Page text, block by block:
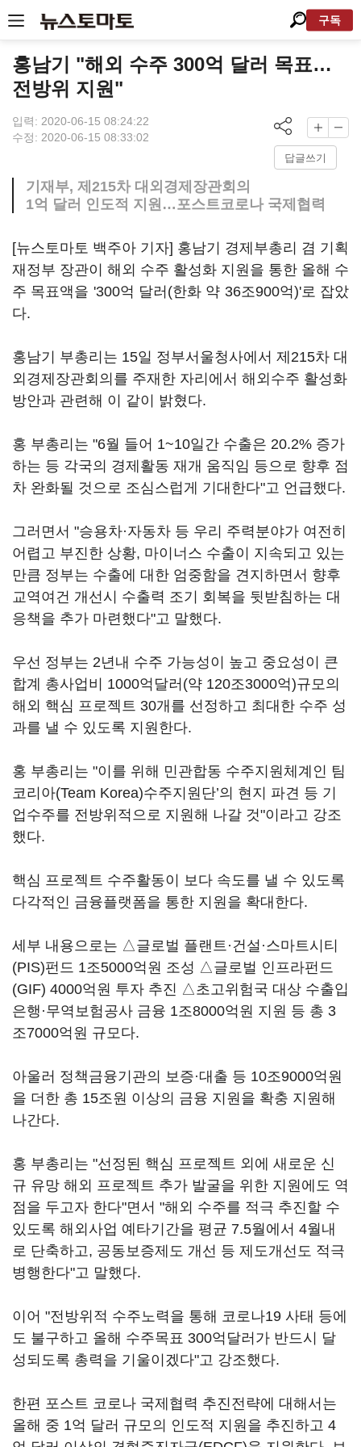
구독
홍남기 "해외 수주 300억 달러 목표…
전방위 지원"
입력: 2020-06-15 08:24:22
수정: 2020-06-15 08:33:02
답글쓰기
기재부, 제215차 대외경제장관회의
1억 달러 인도적 지원…포스트코로나 국제협력
[뉴스토마토 백주아 기자] 홍남기 경제부총리 겸 기획
재정부 장관이 해외 수주 활성화 지원을 통한 올해 수
주 목표액을 '300억 달러(한화 약 36조900억)'로 잡았
다.
홍남기 부총리는 15일 정부서울청사에서 제215차 대
외경제장관회의를 주재한 자리에서 해외수주 활성화
방안과 관련해 이 같이 밝혔다.
홍 부총리는 "6월 들어 1~10일간 수출은 20.2% 증가
하는 등 각국의 경제활동 재개 움직임 등으로 향후 점
차 완화될 것으로 조심스럽게 기대한다"고 언급했다.
그러면서 "승용차·자동차 등 우리 주력분야가 여전히
어렵고 부진한 상황, 마이너스 수출이 지속되고 있는
만큼 정부는 수출에 대한 엄중함을 견지하면서 향후
교역여건 개선시 수출력 조기 회복을 뒷받침하는 대
응책을 추가 마련했다"고 말했다.
우선 정부는 2년내 수주 가능성이 높고 중요성이 큰
합계 총사업비 1000억달러(약 120조3000억)규모의
해외 핵심 프로젝트 30개를 선정하고 최대한 수주 성
과를 낼 수 있도록 지원한다.
홍 부총리는 "이를 위해 민관합동 수주지원체계인 팀
코리아(Team Korea)수주지원단’의 현지 파견 등 기
업수주를 전방위적으로 지원해 나갈 것"이라고 강조
했다.
핵심 프로젝트 수주활동이 보다 속도를 낼 수 있도록
다각적인 금융플랫폼을 통한 지원을 확대한다.
세부 내용으로는 △글로벌 플랜트·건설·스마트시티
(PIS)펀드 1조5000억원 조성 △글로벌 인프라펀드
(GIF) 4000억원 투자 추진 △초고위험국 대상 수출입
은행·무역보험공사 금융 1조8000억원 지원 등 총 3
조7000억원 규모다.
아울러 정책금융기관의 보증·대출 등 10조9000억원
을 더한 총 15조원 이상의 금융 지원을 확충 지원해
나간다.
홍 부총리는 "선정된 핵심 프로젝트 외에 새로운 신
규 유망 해외 프로젝트 추가 발굴을 위한 지원에도 역
점을 두고자 한다"면서 "해외 수주를 적극 추진할 수
있도록 해외사업 예타기간을 평균 7.5월에서 4월내
로 단축하고, 공동보증제도 개선 등 제도개선도 적극
병행한다"고 말했다.
이어 "전방위적 수주노력을 통해 코로나19 사태 등에
도 불구하고 올해 수주목표 300억달러가 반드시 달
성되도록 총력을 기울이겠다"고 강조했다.
한편 포스트 코로나 국제협력 추진전략에 대해서는
올해 중 1억 달러 규모의 인도적 지원을 추진하고 4